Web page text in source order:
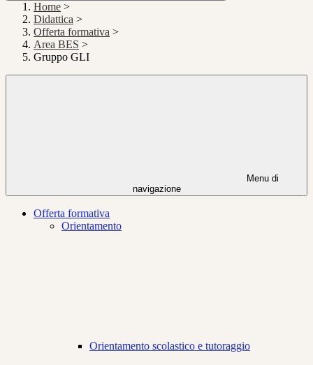
Home >
Didattica >
Offerta formativa >
Area BES >
Gruppo GLI
Menu di
navigazione
Offerta formativa
Orientamento
Orientamento scolastico e tutoraggio